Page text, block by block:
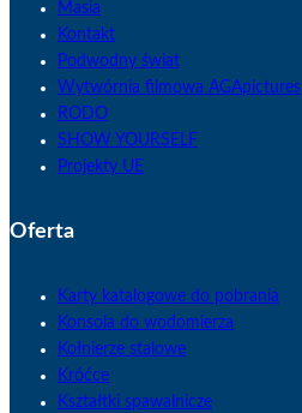
Masia
Kontakt
Podwodny świat
Wytwórnia filmowa AGApictures
RODO
SHOW YOURSELF
Projekty UE
Oferta
Karty katalogowe do pobrania
Konsola do wodomierza
Kołnierze stalowe
Króćce
Kształtki spawalnicze